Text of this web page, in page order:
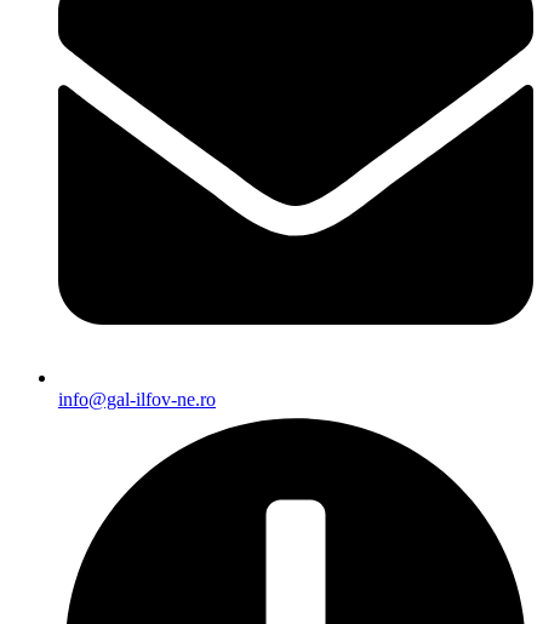
info@gal-ilfov-ne.ro